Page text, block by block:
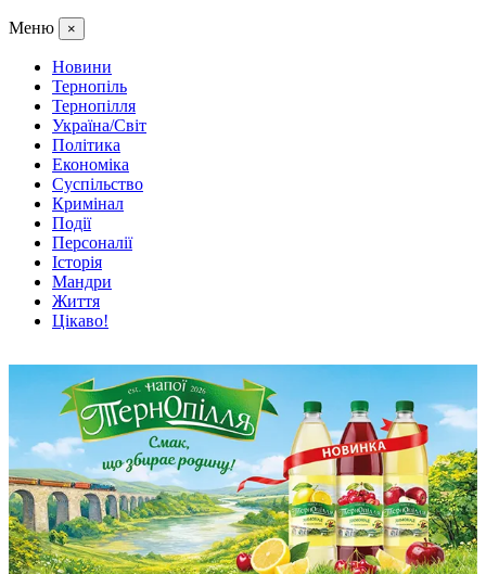
Меню ×
Новини
Тернопіль
Тернопілля
Україна/Світ
Політика
Економіка
Суспільство
Кримінал
Події
Персоналії
Історія
Мандри
Життя
Цікаво!